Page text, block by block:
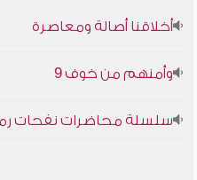
أخلاقنا أصالة ومعاصرة
وأمنهم من خوف 9
سلسلة محاضرات نفحات